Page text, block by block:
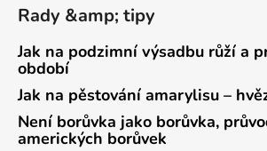
Rady &amp; tipy
Jak na podzimní výsadbu růží a
období
Jak na pěstování amarylisu –
Není borůvka jako borůvka,
amerických borůvek